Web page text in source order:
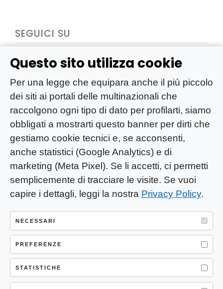
Questo sito utilizza cookie
Per una legge che equipara anche il più piccolo
dei siti ai portali delle multinazionali che
raccolgono ogni tipo di dato per profilarti, siamo
obbligati a mostrarti questo banner per dirti che
gestiamo cookie tecnici e, se acconsenti,
anche statistici (Google Analytics) e di
marketing (Meta Pixel). Se li accetti, ci permetti
semplicemente di tracciare le visite. Se vuoi
capire i dettagli, leggi la nostra Privacy Policy.
NECESSARI
PREFERENZE
STATISTICHE
SEGUICI SU
YOU-ng Slow Journalism è una testata
giornalistica di proprietà di Mastino S.R.L.
Registrazione presso Trib. Santa Maria
Capua Vetere (CE) n° 900 del 31/01/2025 |
ISSN 3103-4683
P.IVA: 04755530617